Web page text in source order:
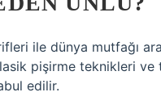
ile dünya mutfağı
pişirme teknikleri ve
edilir.